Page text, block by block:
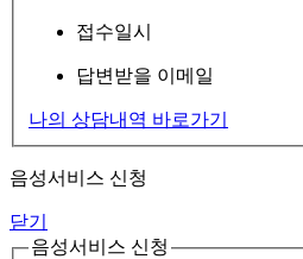
접수일시
답변받을 이메일
나의 상담내역 바로가기
음성서비스 신청
닫기
음성서비스 신청